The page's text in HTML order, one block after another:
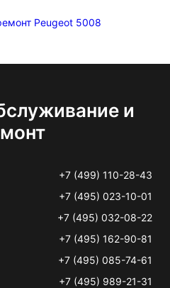
Peugeot 5008
и
+7 (499) 110-28-43
+7 (495) 023-10-01
+7 (495) 032-08-22
+7 (495) 162-90-81
+7 (495) 085-74-61
+7 (495) 989-21-31